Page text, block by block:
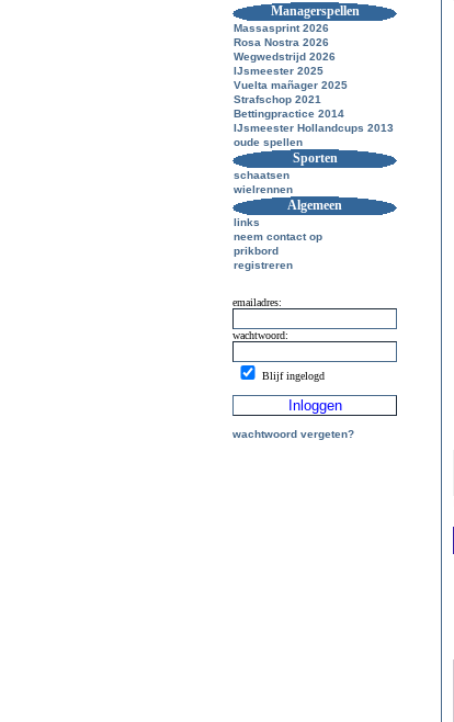
Managerspellen
Massasprint 2026
Rosa Nostra 2026
Wegwedstrijd 2026
IJsmeester 2025
Vuelta mañager 2025
Strafschop 2021
Bettingpractice 2014
IJsmeester Hollandcups 2013
oude spellen
Sporten
schaatsen
wielrennen
Algemeen
links
neem contact op
prikbord
registreren
emailadres:
wachtwoord:
Blijf ingelogd
wachtwoord vergeten?